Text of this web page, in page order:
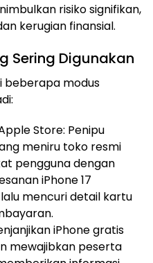
risiko signifikan,
kerugian finansial.
Sering Digunakan
beberapa modus
Store: Penipu
meniru toko resmi
pengguna dengan
iPhone 17
mencuri detail kartu
iPhone gratis
mewajibkan peserta